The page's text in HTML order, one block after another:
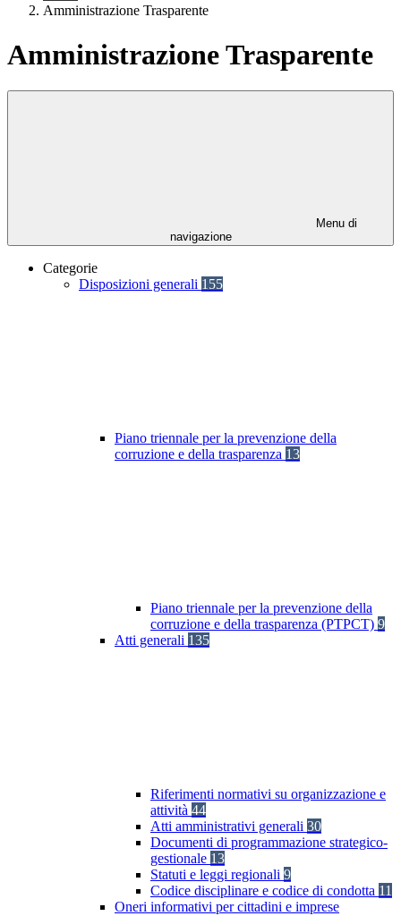
Amministrazione Trasparente
Amministrazione Trasparente
Menu di
navigazione
Categorie
Disposizioni generali 155
Piano triennale per la prevenzione della
corruzione e della trasparenza 13
Piano triennale per la prevenzione della
corruzione e della trasparenza (PTPCT) 9
Atti generali 135
Riferimenti normativi su organizzazione e
attività 44
Atti amministrativi generali 30
Documenti di programmazione strategico-
gestionale 13
Statuti e leggi regionali 9
Codice disciplinare e codice di condotta 11
Oneri informativi per cittadini e imprese